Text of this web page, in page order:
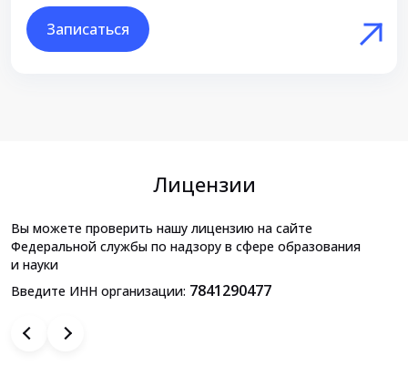
Записаться
Лицензии
Вы можете проверить нашу лицензию на сайте
Федеральной службы по надзору в сфере образования
и науки
Введите ИНН организации: 7841290477